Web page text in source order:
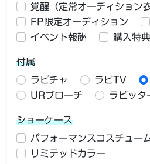
覚醒（定常オーディション
FP限定オーディション
イベント報酬
購入特典
付属
ラビチャ
ラビTV
URブローチ
ラビッタ
ショーケース
パフォーマンスコスチュー
リミテッドカラー